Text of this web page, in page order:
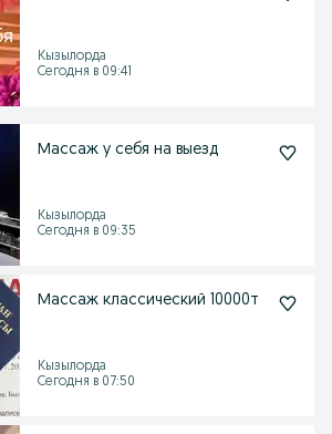
Кызылорда
Сегодня в 09:41
Массаж у себя на выезд
Кызылорда
Сегодня в 09:35
Массаж классический 10000т
Кызылорда
Сегодня в 07:50